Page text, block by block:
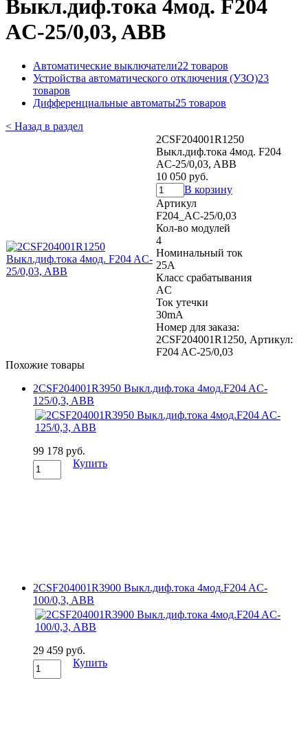
Выкл.диф.тока 4мод. F204
AC-25/0,03, ABB
Автоматические выключатели22 товаров
Устройства автоматического отключения (УЗО)23
товаров
Дифференциальные автоматы25 товаров
< Назад в раздел
2CSF204001R1250
Выкл.диф.тока 4мод. F204
AC-25/0,03, ABB
10 050 руб.
В корзину
Артикул
F204_AC-25/0,03
Кол-во модулей
4
Номинальный ток
25A
Класс срабатывания
AC
Ток утечки
30mA
Номер для заказа:
2CSF204001R1250, Артикул:
F204 AC-25/0,03
Похожие товары
2CSF204001R3950 Выкл.диф.тока 4мод.F204 AC-
125/0,3, ABB
99 178 руб.
Купить
2CSF204001R3900 Выкл.диф.тока 4мод.F204 AC-
100/0,3, ABB
29 459 руб.
Купить